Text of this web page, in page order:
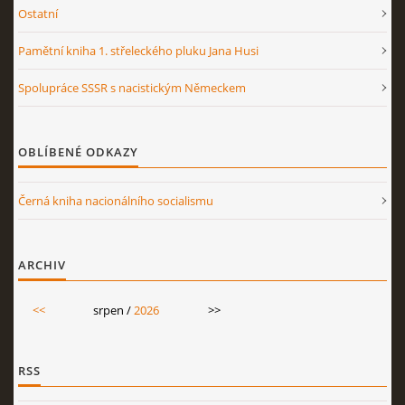
Ostatní
Pamětní kniha 1. střeleckého pluku Jana Husi
Spolupráce SSSR s nacistickým Německem
OBLÍBENÉ ODKAZY
Černá kniha nacionálního socialismu
ARCHIV
<< srpen /2026 >>
RSS